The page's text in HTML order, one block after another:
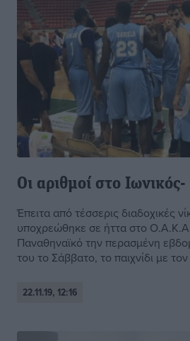
Οι αριθμοί στο
Έπειτα από τέσσερις διαδοχικές
υποχρεώθηκε σε ήττα στο
Παναθηναϊκό την περασμένη
του το Σάββατο, το παιχνίδι με τον
22.11.19, 12:16